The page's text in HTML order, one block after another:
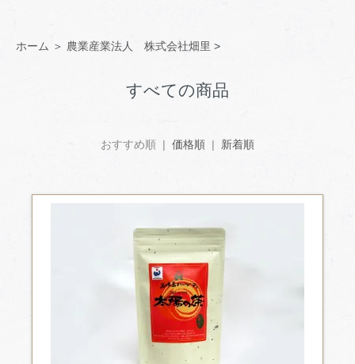
ホーム ＞ 農業産業法人 株式会社畑里 >
すべての商品
おすすめ順 | 価格順 | 新着順